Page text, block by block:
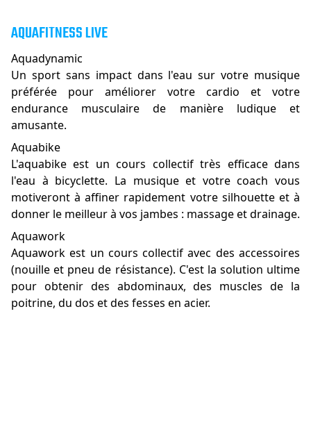
AQUAFITNESS LIVE
Aquadynamic
Un sport sans impact dans l'eau sur votre musique
préférée pour améliorer votre cardio et votre
endurance musculaire de manière ludique et
amusante.
Aquabike
L'aquabike est un cours collectif très efficace dans
l'eau à bicyclette. La musique et votre coach vous
motiveront à affiner rapidement votre silhouette et à
donner le meilleur à vos jambes : massage et drainage.
Aquawork
Aquawork est un cours collectif avec des accessoires
(nouille et pneu de résistance). C'est la solution ultime
pour obtenir des abdominaux, des muscles de la
poitrine, du dos et des fesses en acier.